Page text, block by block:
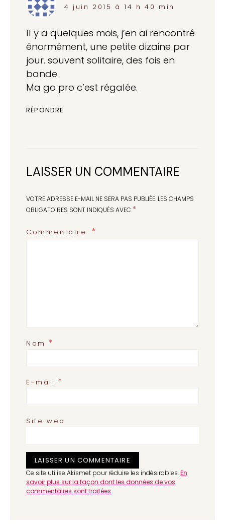
4 juin 2015 à 14 h 40 min
Il y a quelques mois, j’en ai rencontré
énormément, une petite dizaine par
jour. souvent solitaire, des fois en
bande.
Ma go pro c’est régalée.
RÉPONDRE
LAISSER UN COMMENTAIRE
VOTRE ADRESSE E-MAIL NE SERA PAS PUBLIÉE. LES CHAMPS
OBLIGATOIRES SONT INDIQUÉS AVEC *
Commentaire
Nom*
E-mail*
Site web
Ce site utilise Akismet pour réduire les indésirables.En
savoir plus sur la façon dont les données de vos
commentaires sont traitées.